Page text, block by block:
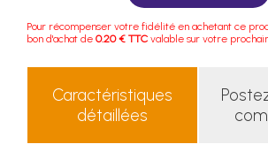
Pour récompenser votre fidélité en achetant ce
bon d'achat de 0.20 € TTC valable sur votre
Caractéristiques
détaillées